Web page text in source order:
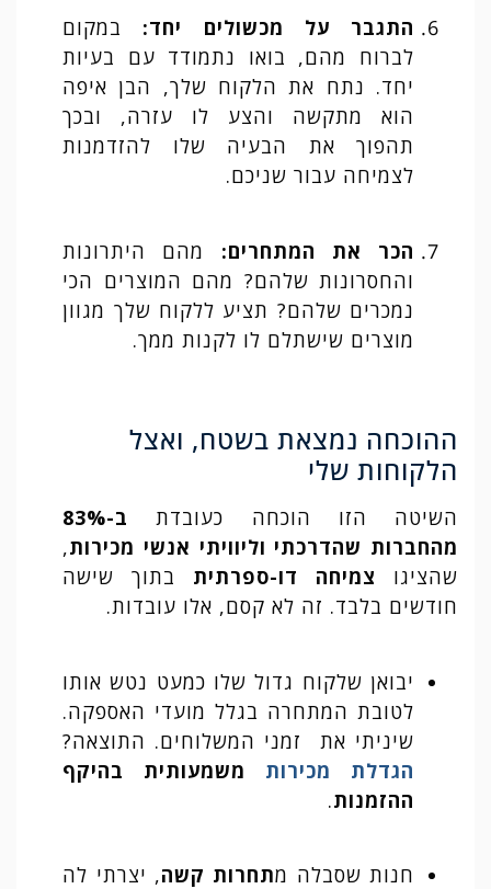
התגבר על מכשולים יחד: במקום
לברוח מהם, בואו נתמודד עם בעיות
יחד. נתח את הלקוח שלך, הבן איפה
הוא מתקשה והצע לו עזרה, ובכך
תהפוך את הבעיה שלו להזדמנות
לצמיחה עבור שניכם.
הכר את המתחרים: מהם היתרונות
והחסרונות שלהם? מהם המוצרים הכי
נמכרים שלהם? תציע ללקוח שלך מגוון
מוצרים שישתלם לו לקנות ממך.
ההוכחה נמצאת בשטח, ואצל
הלקוחות שלי
השיטה הזו הוכחה כעובדת
ב-83%
מהחברות שהדרכתי וליוויתי אנשי מכירות,
שהציגו צמיחה דו-ספרתית בתוך שישה
חודשים בלבד. זה לא קסם, אלו עובדות.
יבואן שלקוח גדול שלו כמעט נטש אותו
לטובת המתחרה בגלל מועדי האספקה.
שיניתי את זמני המשלוחים. התוצאה?
הגדלת מכירות משמעותית בהיקף
ההזמנות.
חנות שסבלה מתחרות קשה, יצרתי לה